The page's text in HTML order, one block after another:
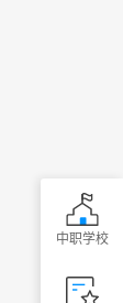
中职学校